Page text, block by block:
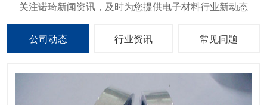
关注诺琦新闻资讯，及时为您提供电子材料行业新动态
公司动态 行业资讯 常见问题